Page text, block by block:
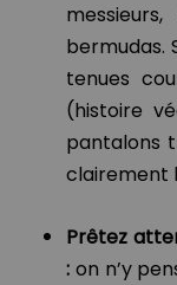
bermudas.
tenues
(histoire
pantalons
clairement
Prêtez
: on n’y